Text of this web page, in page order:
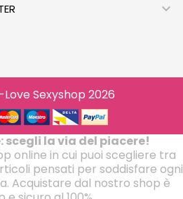

Sexyshop 2026
scegli la via del piacere!
online in cui puoi scegliere tra
pensati per soddisfare ogni
Acquistare dal nostro shop è